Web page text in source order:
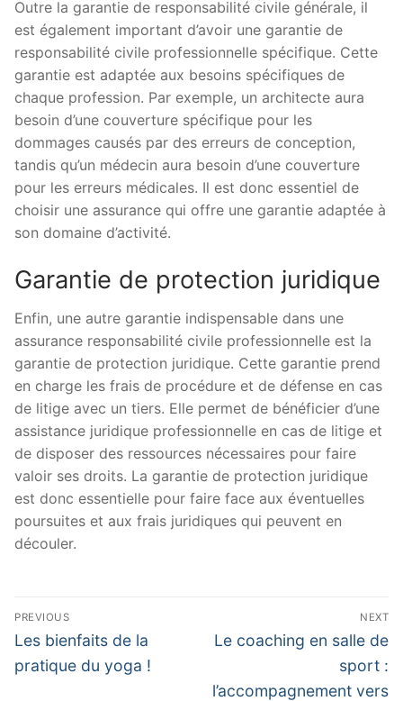
Outre la garantie de responsabilité civile générale, il
est également important d’avoir une garantie de
responsabilité civile professionnelle spécifique. Cette
garantie est adaptée aux besoins spécifiques de
chaque profession. Par exemple, un architecte aura
besoin d’une couverture spécifique pour les
dommages causés par des erreurs de conception,
tandis qu’un médecin aura besoin d’une couverture
pour les erreurs médicales. Il est donc essentiel de
choisir une assurance qui offre une garantie adaptée à
son domaine d’activité.
Garantie de protection juridique
Enfin, une autre garantie indispensable dans une
assurance responsabilité civile professionnelle est la
garantie de protection juridique. Cette garantie prend
en charge les frais de procédure et de défense en cas
de litige avec un tiers. Elle permet de bénéficier d’une
assistance juridique professionnelle en cas de litige et
de disposer des ressources nécessaires pour faire
valoir ses droits. La garantie de protection juridique
est donc essentielle pour faire face aux éventuelles
poursuites et aux frais juridiques qui peuvent en
découler.
Navigation
de
l’article
PREVIOUS
Previous
post:
Les bienfaits de la
pratique du yoga !
NEXT
Next
Le coaching en salle de
sport :
l’accompagnement vers